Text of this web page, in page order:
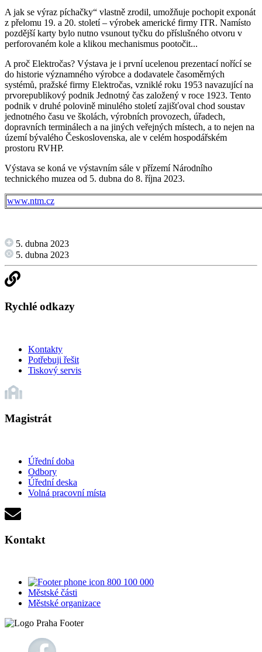
A jak se výraz píchačky“ vlastně zrodil, umožňuje pochopit exponát
z přelomu 19. a 20. století – výrobek americké firmy ITR. Namísto
pozdější karty bylo nutno vsunout tyčku do příslušného otvoru v
perforovaném kole a klikou mechanismus pootočit...
A proč Elektročas? Výstava je i první ucelenou prezentací nořící se
do historie významného výrobce a dodavatele časoměrných
systémů, pražské firmy Elektročas, vzniklé roku 1953 navazující na
prvorepublikový podnik Jednotný čas založený v roce 1923. Tento
podnik v druhé polovině minulého století zajišťoval chod soustav
jednotného času ve školách, výrobních provozech, úřadech,
dopravních terminálech a na jiných veřejných místech, a to nejen na
území bývalého Československa, ale v celém hospodářském
prostoru RVHP.
Výstava se koná ve výstavním sále v přízemí Národního
technického muzea od 5. dubna do 8. října 2023.
www.ntm.cz
5. dubna 2023
5. dubna 2023
Rychlé odkazy
Kontakty
Potřebuji řešit
Tiskový servis
Magistrát
Úřední doba
Odbory
Úřední deska
Volná pracovní místa
Kontakt
800 100 000
Městské části
Městské organizace